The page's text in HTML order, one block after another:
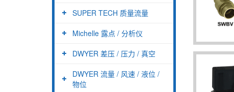
SUPER TECH 质量流量
Michelle 露点 / 分析仪
DWYER 差压 / 压力 / 真空
DWYER 流量 / 风速 / 液位 /
物位